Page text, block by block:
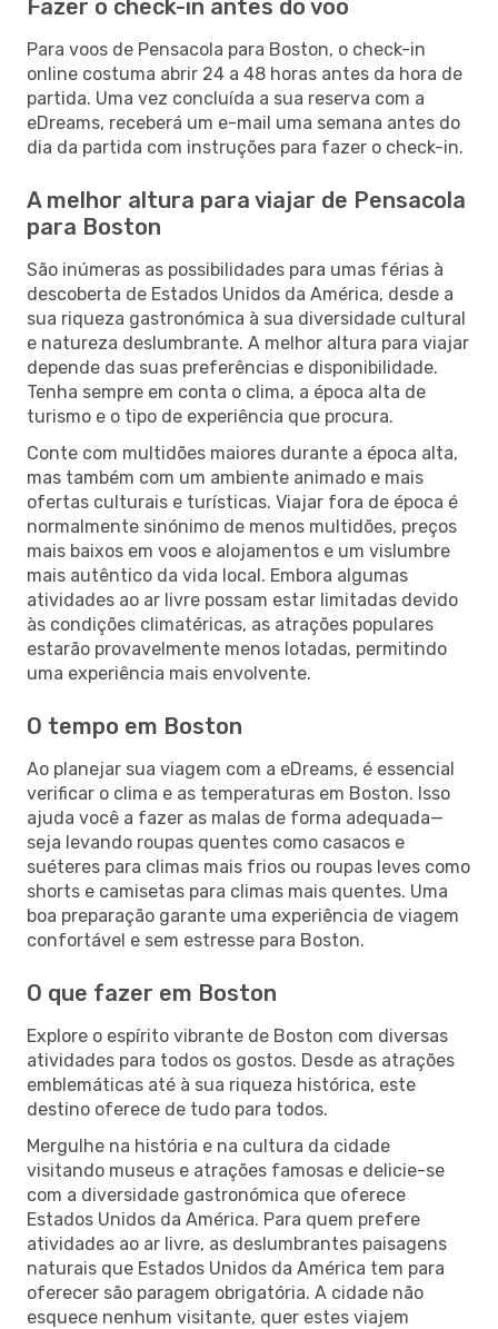
Fazer o check-in antes do voo
Para voos de Pensacola para Boston, o check-in
online costuma abrir 24 a 48 horas antes da hora de
partida. Uma vez concluída a sua reserva com a
eDreams, receberá um e-mail uma semana antes do
dia da partida com instruções para fazer o check-in.
A melhor altura para viajar de Pensacola
para Boston
São inúmeras as possibilidades para umas férias à
descoberta de Estados Unidos da América, desde a
sua riqueza gastronómica à sua diversidade cultural
e natureza deslumbrante. A melhor altura para viajar
depende das suas preferências e disponibilidade.
Tenha sempre em conta o clima, a época alta de
turismo e o tipo de experiência que procura.
Conte com multidões maiores durante a época alta,
mas também com um ambiente animado e mais
ofertas culturais e turísticas. Viajar fora de época é
normalmente sinónimo de menos multidões, preços
mais baixos em voos e alojamentos e um vislumbre
mais autêntico da vida local. Embora algumas
atividades ao ar livre possam estar limitadas devido
às condições climatéricas, as atrações populares
estarão provavelmente menos lotadas, permitindo
uma experiência mais envolvente.
O tempo em Boston
Ao planejar sua viagem com a eDreams, é essencial
verificar o clima e as temperaturas em Boston. Isso
ajuda você a fazer as malas de forma adequada—
seja levando roupas quentes como casacos e
suéteres para climas mais frios ou roupas leves como
shorts e camisetas para climas mais quentes. Uma
boa preparação garante uma experiência de viagem
confortável e sem estresse para Boston.
O que fazer em Boston
Explore o espírito vibrante de Boston com diversas
atividades para todos os gostos. Desde as atrações
emblemáticas até à sua riqueza histórica, este
destino oferece de tudo para todos.
Mergulhe na história e na cultura da cidade
visitando museus e atrações famosas e delicie-se
com a diversidade gastronómica que oferece
Estados Unidos da América. Para quem prefere
atividades ao ar livre, as deslumbrantes paisagens
naturais que Estados Unidos da América tem para
oferecer são paragem obrigatória. A cidade não
esquece nenhum visitante, quer estes viajem